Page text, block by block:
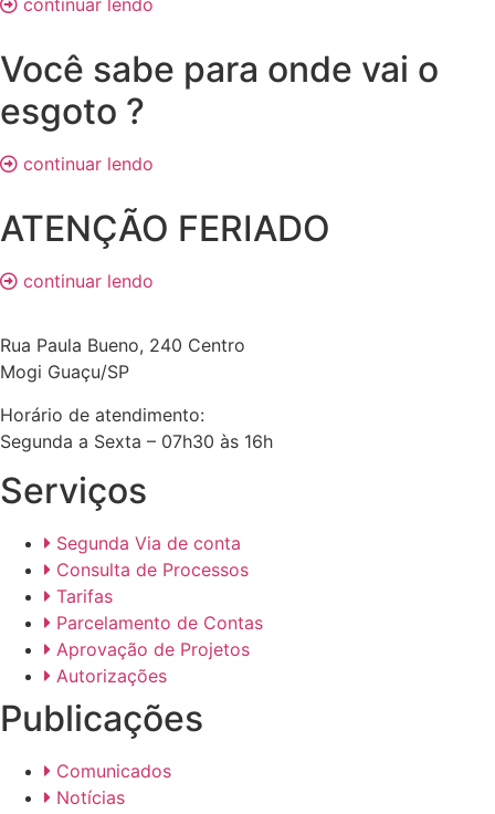
continuar lendo
Você sabe para onde vai o
esgoto ?
continuar lendo
ATENÇÃO FERIADO
continuar lendo
Rua Paula Bueno, 240 Centro
Mogi Guaçu/SP
Horário de atendimento:
Segunda a Sexta – 07h30 às 16h
Serviços
Segunda Via de conta
Consulta de Processos
Tarifas
Parcelamento de Contas
Aprovação de Projetos
Autorizações
Publicações
Comunicados
Notícias